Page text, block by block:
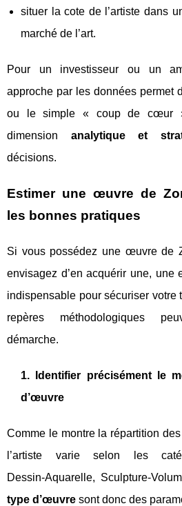
situer la cote de l’artiste dans
marché de l’art.
Pour un investisseur ou un
approche par les données permet
ou le simple « coup de cœur
dimension analytique et
décisions.
Estimer une œuvre de
les bonnes pratiques
Si vous possédez une œuvre de
envisagez d’en acquérir une, une
indispensable pour sécuriser votre
repères méthodologiques
démarche.
1. Identifier précisément le
d’œuvre
Comme le montre la répartition
l’artiste varie selon les
Dessin‑Aquarelle,
type d’œuvre sont donc des